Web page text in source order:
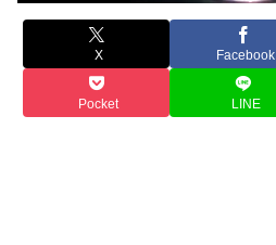
X Facebook
Pocket LINE